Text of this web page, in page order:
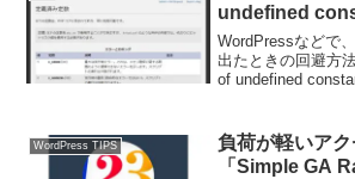
undefined
WordPressなどで
出たときの回避方
of undefined
'Feb' (this will
WordPress TIPS
負荷が軽いア
「Simple GA